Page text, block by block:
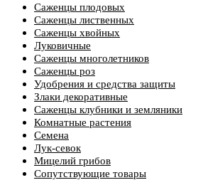
Саженцы плодовых
Саженцы лиственных
Саженцы хвойных
Луковичные
Саженцы многолетников
Саженцы роз
Удобрения и средства защиты
Злаки декоративные
Саженцы клубники и земляники
Комнатные растения
Семена
Лук-севок
Мицелий грибов
Сопутствующие товары